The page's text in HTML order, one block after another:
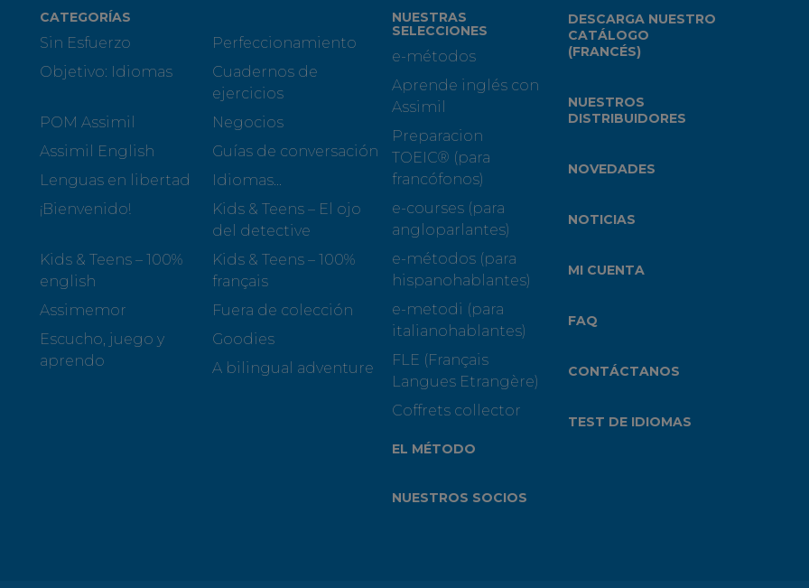
CATEGORÍAS
Sin Esfuerzo
Perfeccionamiento
Objetivo: Idiomas
Cuadernos de
ejercicios
POM Assimil
Negocios
Assimil English
Guías de conversación
Lenguas en libertad
Idiomas...
¡Bienvenido!
Kids & Teens – El ojo
del detective
Kids & Teens – 100%
english
Kids & Teens – 100%
français
Assimemor
Fuera de colección
Escucho, juego y
aprendo
Goodies
A bilingual adventure
NUESTRAS
SELECCIONES
e-métodos
Aprende inglés con
Assimil
Preparacion
TOEIC® (para
francófonos)
e-courses (para
angloparlantes)
e-métodos (para
hispanohablantes)
e-metodi (para
italianohablantes)
FLE (Français
Langues Etrangère)
Coffrets collector
EL MÉTODO
NUESTROS SOCIOS
DESCARGA NUESTRO
CATÁLOGO
(FRANCÉS)
NUESTROS
DISTRIBUIDORES
NOVEDADES
NOTICIAS
MI CUENTA
FAQ
CONTÁCTANOS
TEST DE IDIOMAS